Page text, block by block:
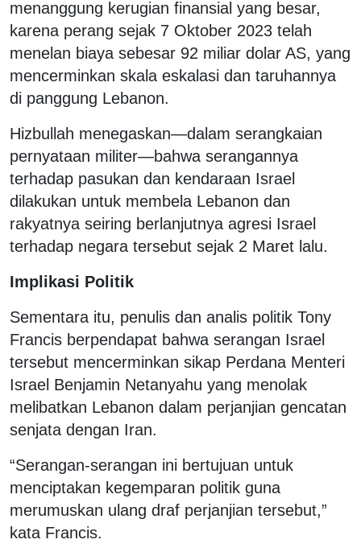
menanggung kerugian finansial yang besar,
karena perang sejak 7 Oktober 2023 telah
menelan biaya sebesar 92 miliar dolar AS, yang
mencerminkan skala eskalasi dan taruhannya
di panggung Lebanon.
Hizbullah menegaskan—dalam serangkaian
pernyataan militer—bahwa serangannya
terhadap pasukan dan kendaraan Israel
dilakukan untuk membela Lebanon dan
rakyatnya seiring berlanjutnya agresi Israel
terhadap negara tersebut sejak 2 Maret lalu.
Implikasi Politik
Sementara itu, penulis dan analis politik Tony
Francis berpendapat bahwa serangan Israel
tersebut mencerminkan sikap Perdana Menteri
Israel Benjamin Netanyahu yang menolak
melibatkan Lebanon dalam perjanjian gencatan
senjata dengan Iran.
“Serangan-serangan ini bertujuan untuk
menciptakan kegemparan politik guna
merumuskan ulang draf perjanjian tersebut,”
kata Francis.